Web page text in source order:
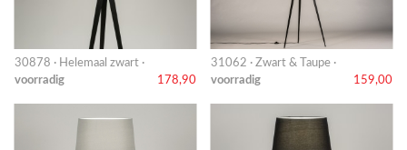
30878 · Helemaal zwart ·
voorradig
178,90
31062 · Zwart & Taupe ·
voorradig
159,00